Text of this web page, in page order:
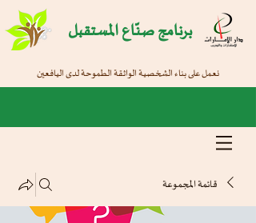
برنامج صنّاع المستقبل
نعمل على بناء الشخصية الواثقة الطموحة لدى اليافعين
قائمة المجموعة